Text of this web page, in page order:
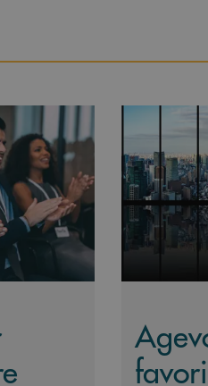
a fiere ed eventiScopri di